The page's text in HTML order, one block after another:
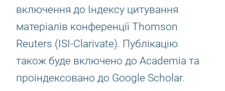
включення до Індексу цитування
матеріалів конференції Thomson
Reuters (ISI-Clarivate). Публікацію
також буде включено до Academia та
проіндексовано до Google Scholar.